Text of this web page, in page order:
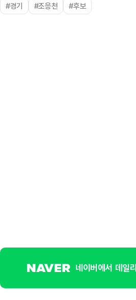
#경기 #조응천 #후보
네이버에서 데일